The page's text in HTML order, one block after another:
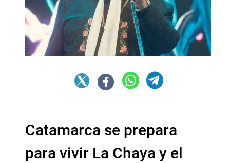
Catamarca se prepara
para vivir La Chaya y el